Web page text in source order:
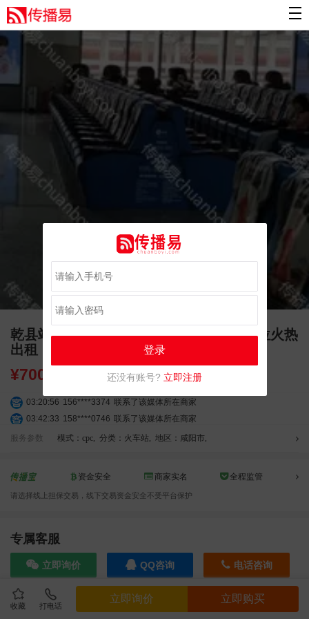
收藏 打电话
立即询价 立即购买
乾县站广告招商 独立刷屏 LED 大屏广告位火热
出租
¥7000.00
03:20:56 156****3374 联系了该媒体所在商家
03:42:33 158****0746 联系了该媒体所在商家
01:59:39 189****2617 联系了该媒体所在商家
01:50:54
192****2334
联系了该媒体所在商家
10:08:47
02:32:27 176****3456 联系了该媒体所在商家
04:09:07 182****6963
联系了该媒体所在商家
130****3379 联系了该媒体所在商家
08:36:41
191****0991 联系了该媒体所在商家
服务参数 模式：cpc, 分类：火车站, 地区：咸阳市,
资金安全 商家实名 全程监管
请选择线上担保交易，线下交易资金安全不受平台保护
专属客服
立即询价 QQ咨询 电话咨询
效果截图
登录
还没有账号? 立即注册